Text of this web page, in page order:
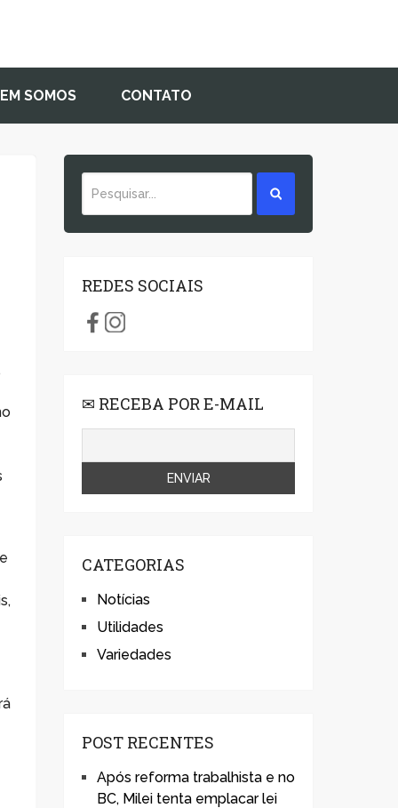
SOMOS CONTATO
REDES SOCIAIS
✉ RECEBA POR E-MAIL
CATEGORIAS
Notícias
Utilidades
Variedades
POST RECENTES
Após reforma trabalhista e no
BC, Milei tenta emplacar lei